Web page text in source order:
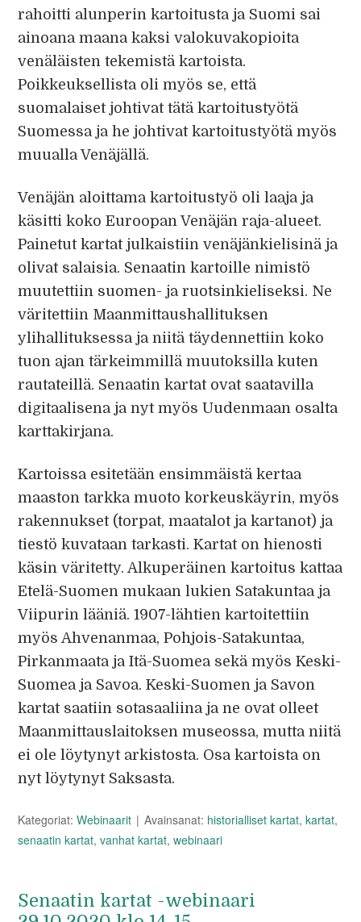
rahoitti alunperin kartoitusta ja Suomi sai
ainoana maana kaksi valokuvakopioita
venäläisten tekemistä kartoista.
Poikkeuksellista oli myös se, että
suomalaiset johtivat tätä kartoitustyötä
Suomessa ja he johtivat kartoitustyötä myös
muualla Venäjällä.
Venäjän aloittama kartoitustyö oli laaja ja
käsitti koko Euroopan Venäjän raja-alueet.
Painetut kartat julkaistiin venäjänkielisinä ja
olivat salaisia. Senaatin kartoille nimistö
muutettiin suomen- ja ruotsinkieliseksi. Ne
väritettiin Maanmittaushallituksen
ylihallituksessa ja niitä täydennettiin koko
tuon ajan tärkeimmillä muutoksilla kuten
rautateillä. Senaatin kartat ovat saatavilla
digitaalisena ja nyt myös Uudenmaan osalta
karttakirjana.
Kartoissa esitetään ensimmäistä kertaa
maaston tarkka muoto korkeuskäyrin, myös
rakennukset (torpat, maatalot ja kartanot) ja
tiestö kuvataan tarkasti. Kartat on hienosti
käsin väritetty. Alkuperäinen kartoitus kattaa
Etelä-Suomen mukaan lukien Satakuntaa ja
Viipurin lääniä. 1907-lähtien kartoitettiin
myös Ahvenanmaa, Pohjois-Satakuntaa,
Pirkanmaata ja Itä-Suomea sekä myös Keski-
Suomea ja Savoa. Keski-Suomen ja Savon
kartat saatiin sotasaaliina ja ne ovat olleet
Maanmittauslaitoksen museossa, mutta niitä
ei ole löytynyt arkistosta. Osa kartoista on
nyt löytynyt Saksasta.
Kategoriat:Webinaarit Avainsanat: historialliset kartat,kartat,
senaatin kartat,vanhat kartat,webinaari
Senaatin kartat -webinaari